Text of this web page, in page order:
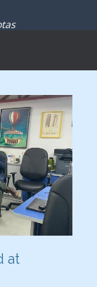
at